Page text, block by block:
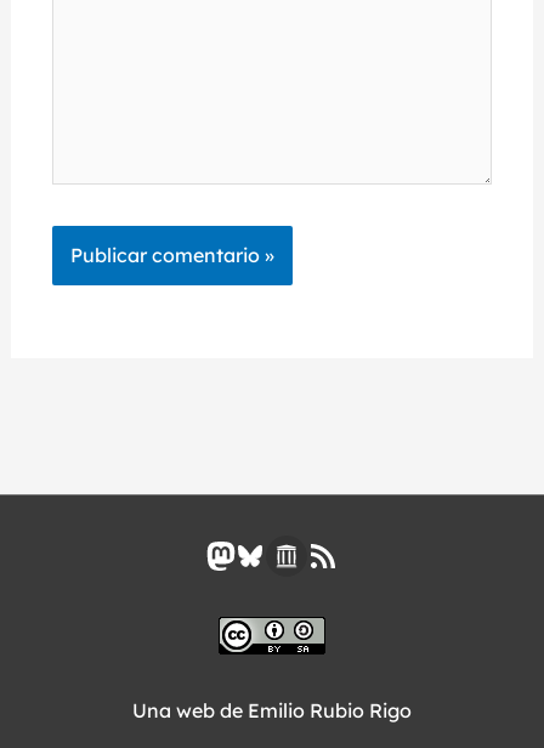
Mastodon
Bluesky
Enlace
Feed RSS
Una web de Emilio Rubio Rigo